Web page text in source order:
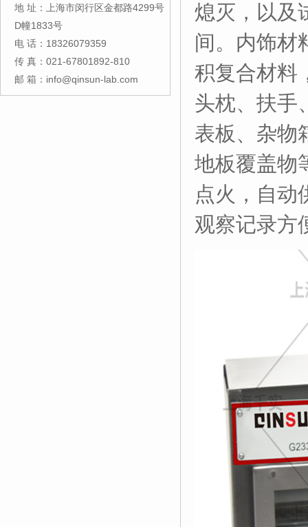
地 址：上海市闵行区金都路4299号
D幢1833号
电 话：18326079359
传 真：021-67801892-810
邮 箱：info@qinsun-lab.com
熄灭，以及
间。内饰材
积复合材料
头枕、扶手
表板、杂物
地板覆盖物
点火，自动
观察记录方